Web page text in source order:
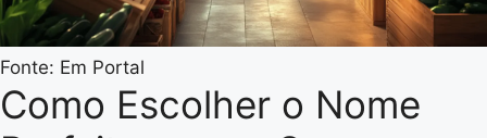
Fonte: Em Portal
Como Escolher o Nome